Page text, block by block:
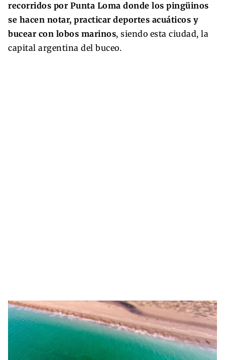
recorridos por Punta Loma donde los pingüinos
se hacen notar, practicar deportes acuáticos y
bucear con lobos marinos, siendo esta ciudad, la
capital argentina del buceo.